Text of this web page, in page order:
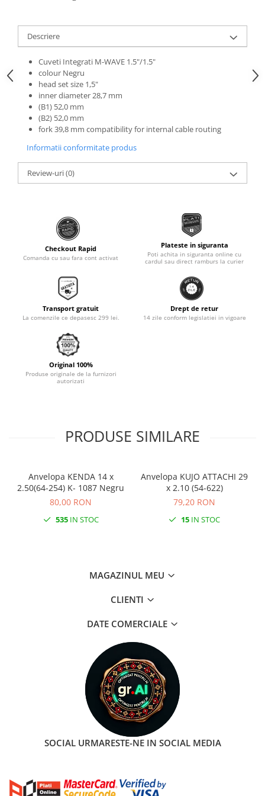
Diverse
Roti ajutatoare
Scaune pentru Copii
Transport si Depozitare
Frane V-Brake
Set Roti
Suspensii Spate
Butuci Roata
Pinioane
Schimbator Pinioane
Schimbator Foi
Manete Schimbator
Etrier frana
Ureche cadru
Cuvete
Descriere
Cuveti Integrati M-WAVE 1.5"/1.5"
colour Negru
head set size 1,5"
inner diameter 28,7 mm
(B1) 52,0 mm
(B2) 52,0 mm
fork 39,8 mm compatibility for internal cable routing
Informatii conformitate produs
Review-uri(0)
Checkout Rapid
Comanda cu sau fara cont activat
Plateste in siguranta
Poti achita in siguranta online cu
cardul sau direct ramburs la curier
Transport gratuit
La comenzile ce depasesc 299 lei.
Drept de retur
14 zile conform legislatiei in vigoare
Original 100%
Produse originale de la furnizori
autorizati
PRODUSE SIMILARE
Anvelopa KENDA 14 x
2.50(64-254) K- 1087 Negru
80,00 RON
535IN STOC
Anvelopa KUJO ATTACHI 29
x 2.10 (54-622)
79,20 RON
15 IN STOC
MAGAZINUL MEU
CLIENTI
DATE COMERCIALE
SOCIAL URMARESTE-NE IN SOCIAL MEDIA